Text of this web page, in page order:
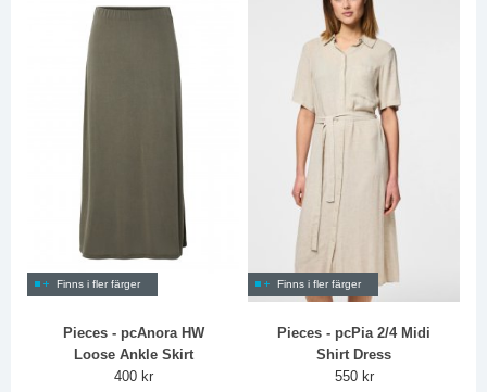
Finns i fler färger
Pieces - pcAnora HW
Loose Ankle Skirt
400 kr
Finns i fler färger
Pieces - pcPia 2/4 Midi
Shirt Dress
550 kr